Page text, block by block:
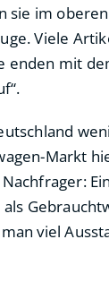
sie im
Viele
enden mit
Markt
viel